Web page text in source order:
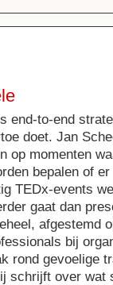
end-to-end
doet. Jan
op momenten
bepalen of
TEDx-events
gaat dan
afgestemd
bij
rond gevoelige
schrijft over wat